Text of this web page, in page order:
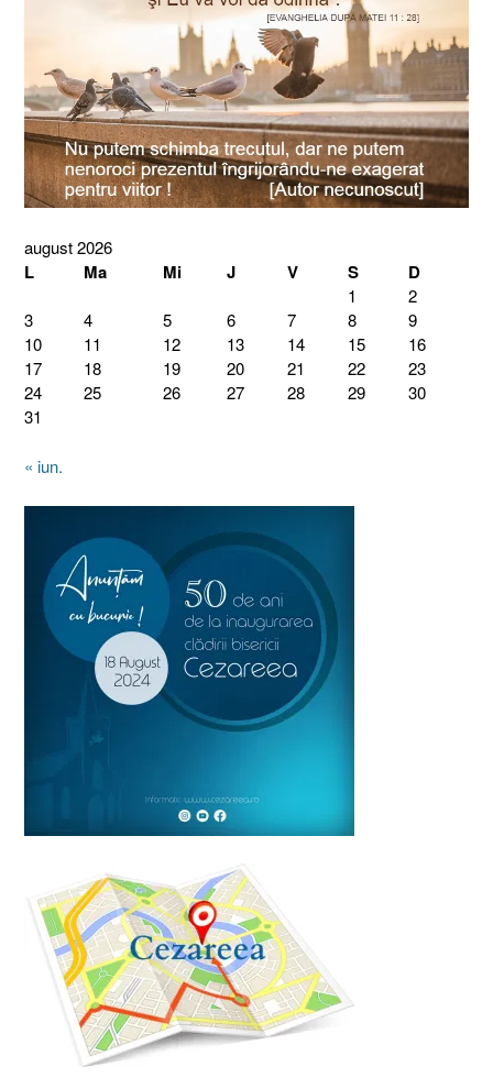
august 2026
L Ma Mi J V S D
1
2
3
4 5 6 7 8
9
10
11 12 13 14 15
16
17
18 19 20 21 22
23
24
25 26 27 28 29
30
31
« iun.